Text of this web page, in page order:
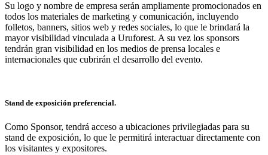
Su logo y nombre de empresa serán ampliamente promocionados en
todos los materiales de marketing y comunicación, incluyendo
folletos, banners, sitios web y redes sociales, lo que le brindará la
mayor visibilidad vinculada a Uruforest. A su vez los sponsors
tendrán gran visibilidad en los medios de prensa locales e
internacionales que cubrirán el desarrollo del evento.
Stand de exposición preferencial.
Como Sponsor, tendrá acceso a ubicaciones privilegiadas para su
stand de exposición, lo que le permitirá interactuar directamente con
los visitantes y expositores.